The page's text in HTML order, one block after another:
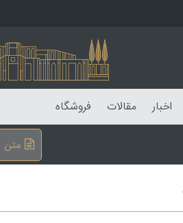
اخبار مقالات فروشگاه
متن